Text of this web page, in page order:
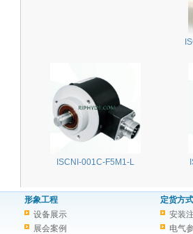
ISCNI-001C-F5M1-L
形象工程
设备展示
展会案例
定货方式
安装
电气